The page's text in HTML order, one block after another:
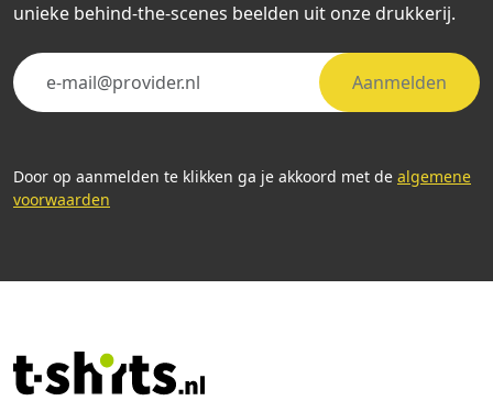
unieke behind-the-scenes beelden uit onze drukkerij.
Aanmelden
Door op aanmelden te klikken ga je akkoord met de algemene
voorwaarden